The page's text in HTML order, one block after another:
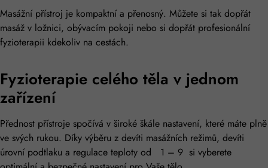
Masážní přístroj je kompaktní a přenosný. Můžete si tak dopřát
masáž v ložnici, obývacím pokoji nebo si dopřát profesionální
fyzioterapii kdekoliv na cestách.
Fyzioterapie celého těla v jednom
zařízení
Přednost přístroje spočívá v široké škále nastavení, které máte plně
ve svých rukou. Díky výběru z devíti masážních režimů, devíti
úrovní podtlaku a regulace teploty od 1 – 9 si vyberete